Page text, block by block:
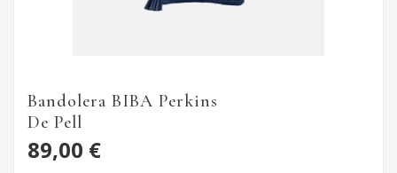
Bandolera BIBA Perkins
De Pell
89,00 €